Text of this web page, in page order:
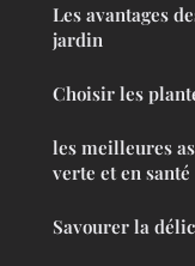
Les avantages
jardin
Choisir les
les meilleures
verte et en santé
Savourer la